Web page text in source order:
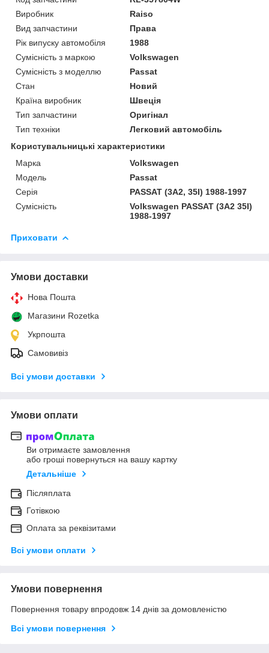
Виробник
Raiso
Вид запчастини
Права
Рік випуску автомобіля
1988
Сумісність з маркою
Volkswagen
Сумісність з моделлю
Passat
Стан
Новий
Країна виробник
Швеція
Тип запчастини
Оригінал
Тип техніки
Легковий автомобіль
Користувальницькі характеристики
Марка
Volkswagen
Мoдель
Passat
Серія
PASSAT (3A2, 35I) 1988-1997
Сумісність
Volkswagen PASSAT (3A2 35I)
1988-1997
Приховати
Умови доставки
Нова Пошта
Магазини Rozetka
Укрпошта
Самовивіз
Всі умови доставки
Умови оплати
Ви отримаєте замовлення
або гроші повернуться на вашу картку
Детальніше
Післяплата
Готівкою
Оплата за реквізитами
Всі умови оплати
Умови повернення
Повернення товару впродовж 14 днів за домовленістю
Всі умови повернення